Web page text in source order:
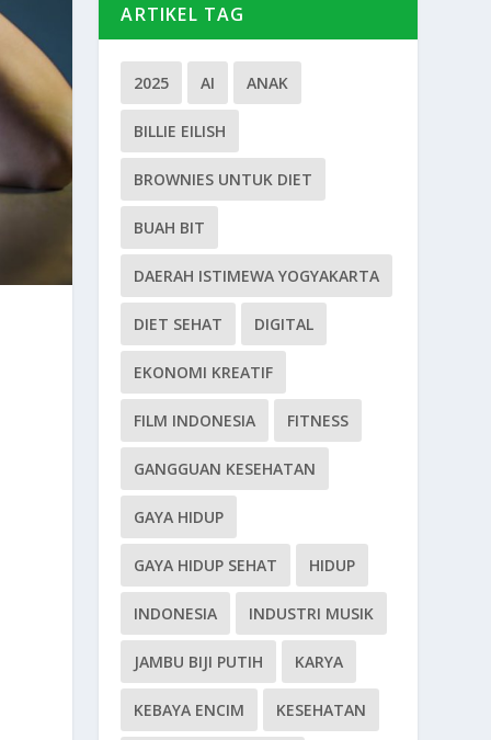
ARTIKEL TAG
2025 AI ANAK
BILLIE EILISH
BROWNIES UNTUK DIET
BUAH BIT
DAERAH ISTIMEWA YOGYAKARTA
DIET SEHAT DIGITAL
EKONOMI KREATIF
FILM INDONESIA FITNESS
GANGGUAN KESEHATAN
GAYA HIDUP
GAYA HIDUP SEHAT HIDUP
INDONESIA INDUSTRI MUSIK
JAMBU BIJI PUTIH KARYA
KEBAYA ENCIM KESEHATAN